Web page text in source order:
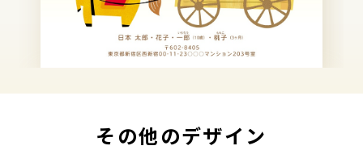
その他のデザイン